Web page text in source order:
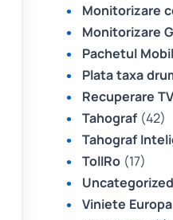
Monitorizare
Monitorizare
Pachetul
Plata taxa
Recuperare
Tahograf (42)
Tahograf
TollRo (17)
Viniete Europa